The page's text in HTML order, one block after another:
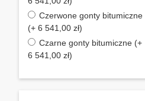
Czerwone gonty bitumiczne
(+ 6 541,00 zł)
Czarne gonty bitumiczne (+
6 541,00 zł)